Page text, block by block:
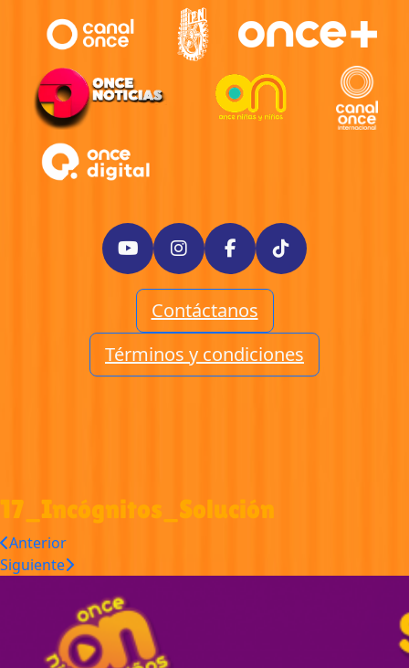
Contáctanos
Términos y condiciones
17_Incógnitos_Solución
Anterior
Siguiente